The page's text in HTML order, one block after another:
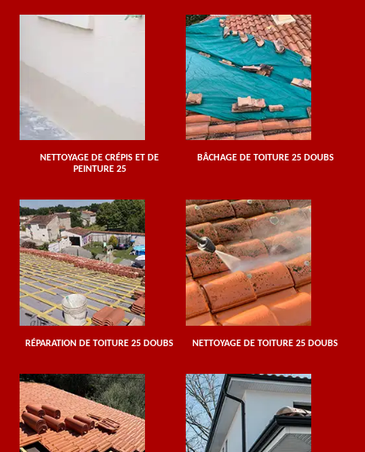
NETTOYAGE DE CRÉPIS ET DE
PEINTURE 25
BÂCHAGE DE TOITURE 25 DOUBS
RÉPARATION DE TOITURE 25 DOUBS NETTOYAGE DE TOITURE 25 DOUBS